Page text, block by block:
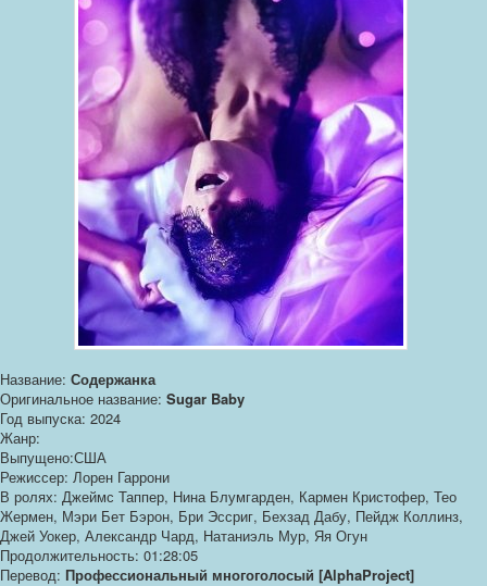
Название: Содержанка
Оригинальное название: Sugar Baby
Год выпуска: 2024
Жанр:
Выпущено:США
Режиссер: Лорен Гаррони
В ролях: Джеймс Таппер, Нина Блумгарден, Кармен Кристофер, Тео
Жермен, Мэри Бет Бэрон, Бри Эссриг, Бехзад Дабу, Пейдж Коллинз,
Джей Уокер, Александр Чард, Натаниэль Мур, Яя Огун
Продолжительность: 01:28:05
Перевод: Профессиональный многоголосый [AlphaProject]